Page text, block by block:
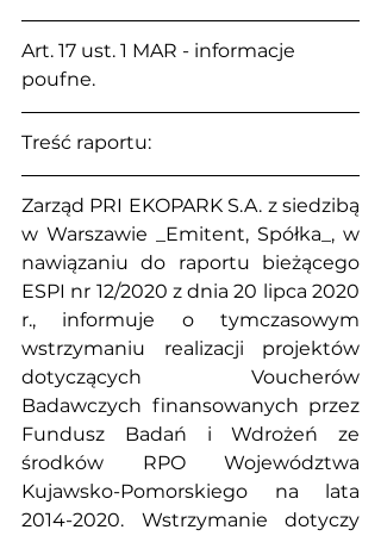
Art. 17 ust. 1 MAR - informacje
poufne.
Treść raportu:
Zarząd PRI EKOPARK S.A. z siedzibą
w Warszawie _Emitent, Spółka_, w
nawiązaniu do raportu bieżącego
ESPI nr 12/2020 z dnia 20 lipca 2020
r., informuje o tymczasowym
wstrzymaniu realizacji projektów
dotyczących Voucherów
Badawczych finansowanych przez
Fundusz Badań i Wdrożeń ze
środków RPO Województwa
Kujawsko-Pomorskiego na lata
2014-2020. Wstrzymanie dotyczy